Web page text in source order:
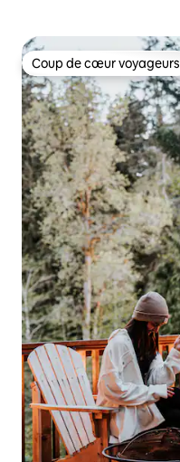
Coup de cœur voyageurs
Coup de cœur voyageurs